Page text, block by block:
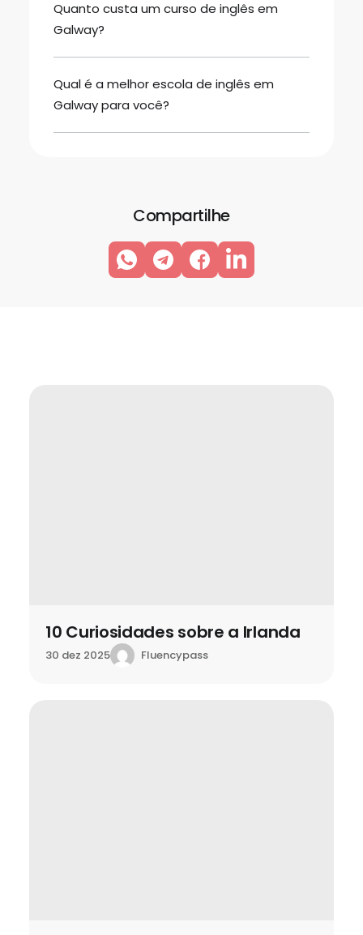
Quanto custa um curso de inglês em
Galway?
Qual é a melhor escola de inglês em
Galway para você?
Compartilhe
10 Curiosidades sobre a Irlanda
30 dez 2025 Fluencypass